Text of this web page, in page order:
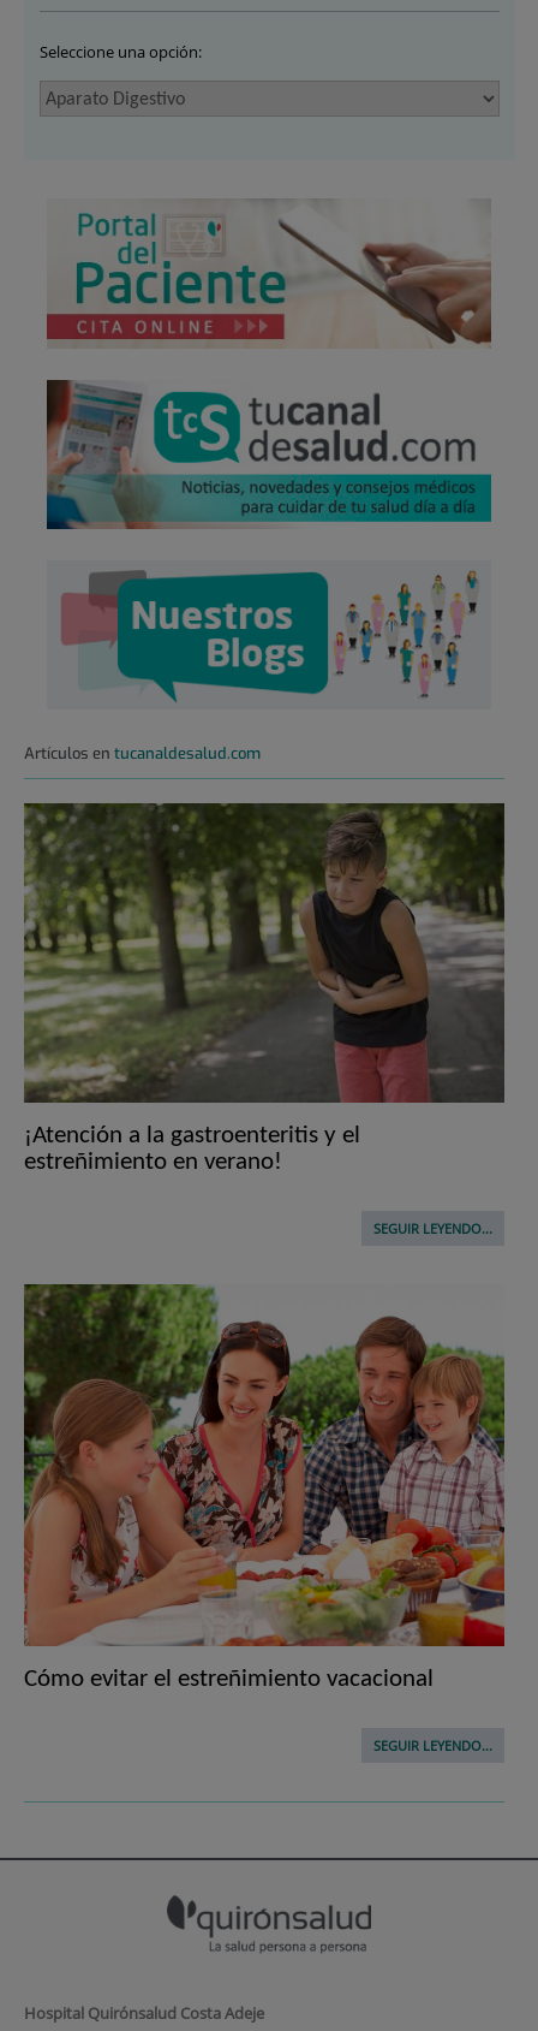
Seleccione una opción:
Artículos en tucanaldesalud.com
¡Atención a la gastroenteritis y el
estreñimiento en verano!
SEGUIR LEYENDO...
Cómo evitar el estreñimiento vacacional
SEGUIR LEYENDO...
Hospital Quirónsalud Costa Adeje